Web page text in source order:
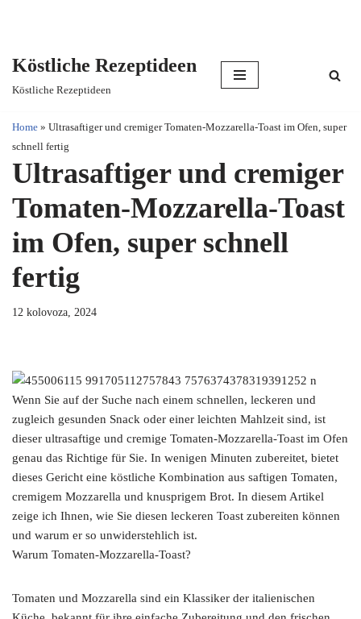
content
Köstliche Rezeptideen
Köstliche Rezeptideen
Home » Ultrasaftiger und cremiger Tomaten-Mozzarella-Toast im Ofen, super
schnell fertig
Ultrasaftiger und cremiger
Tomaten-Mozzarella-Toast
im Ofen, super schnell
fertig
12 kolovoza, 2024
Wenn Sie auf der Suche nach einem schnellen, leckeren und
zugleich gesunden Snack oder einer leichten Mahlzeit sind, ist
dieser ultrasaftige und cremige Tomaten-Mozzarella-Toast im Ofen
genau das Richtige für Sie. In wenigen Minuten zubereitet, bietet
dieses Gericht eine köstliche Kombination aus saftigen Tomaten,
cremigem Mozzarella und knusprigem Brot. In diesem Artikel
zeige ich Ihnen, wie Sie diesen leckeren Toast zubereiten können
und warum er so unwiderstehlich ist.
Warum Tomaten-Mozzarella-Toast?
Tomaten und Mozzarella sind ein Klassiker der italienischen